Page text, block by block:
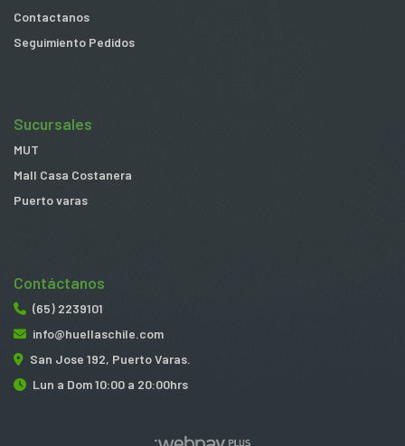
Contactanos
Seguimiento Pedidos
Sucursales
MUT
Mall Casa Costanera
Puerto varas
Contáctanos
(65) 2239101
info@huellaschile.com
San Jose 192, Puerto Varas.
Lun a Dom 10:00 a 20:00hrs